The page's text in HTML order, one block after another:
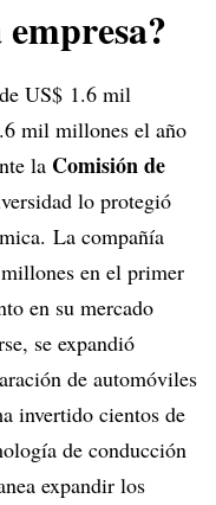
US$ 1.6 mil
mil millones el año
la Comisión de
lo protegió
La compañía
en el primer
en su mercado
se expandió
de automóviles
invertido cientos de
de conducción
expandir los